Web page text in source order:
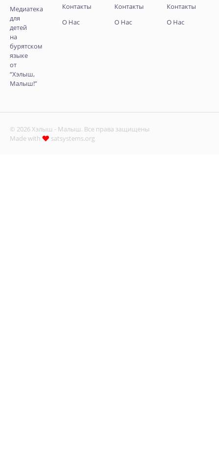
Медиатека
для
детей
на
бурятском
языке
от
“Хэлыш,
Малыш!”
Контакты
О Нас
Контакты
О Нас
Контакты
О Нас
© 2026 Хэлыш - Малыш. Все права защищены
Made with
satsystems.org